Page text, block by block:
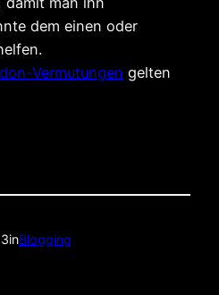
dem einen oder
Vermutungen gelten
inBlogging